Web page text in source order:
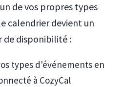
de vos propres types
calendrier devient un
de disponibilité :
types d'événements en
à CozyCal